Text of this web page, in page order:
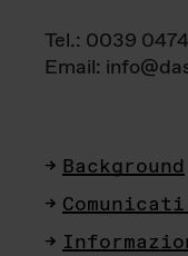
Tel.: 0039
Email:
Background
Comunicati